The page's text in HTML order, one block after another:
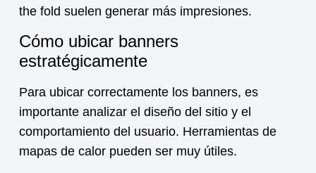
the fold suelen generar más impresiones.
Cómo ubicar banners
estratégicamente
Para ubicar correctamente los banners, es
importante analizar el diseño del sitio y el
comportamiento del usuario. Herramientas de
mapas de calor pueden ser muy útiles.